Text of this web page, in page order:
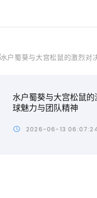
水户蜀葵与大宫松鼠
球魅力与团队精神
2026-06-13